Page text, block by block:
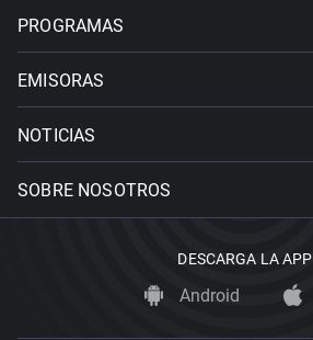
PROGRAMAS
EMISORAS
NOTICIAS
SOBRE NOSOTROS
DESCARGA LA APP
Android